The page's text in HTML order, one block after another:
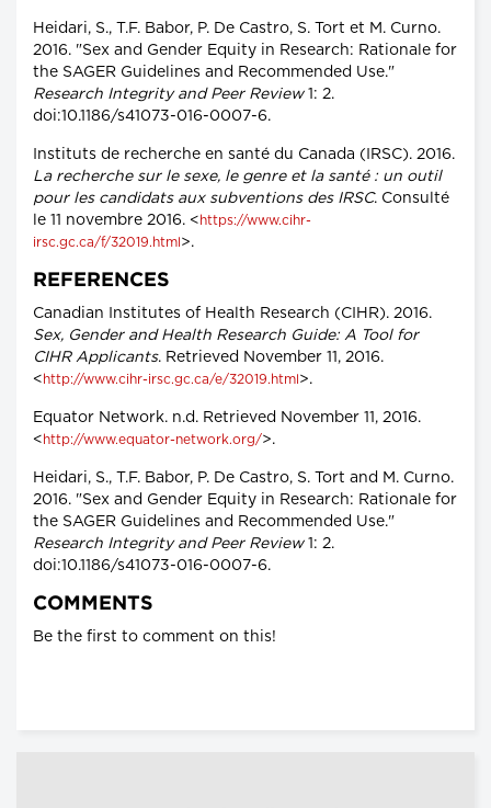
Heidari, S., T.F. Babor, P. De Castro, S. Tort et M. Curno.
2016. "Sex and Gender Equity in Research: Rationale for
the SAGER Guidelines and Recommended Use."
Research Integrity and Peer Review1: 2.
doi:10.1186/s41073-016-0007-6.
Instituts de recherche en santé du Canada (IRSC). 2016.
La recherche sur le sexe, le genre et la santé : un outil
pour les candidats aux subventions des IRSC. Consulté
le 11 novembre 2016. < https://www.cihr-
irsc.gc.ca/f/32019.html >.
REFERENCES
Canadian Institutes of Health Research (CIHR). 2016.
Sex, Gender and Health Research Guide: A Tool for
CIHR Applicants. Retrieved November 11, 2016.
< http://www.cihr-irsc.gc.ca/e/32019.html >.
Equator Network. n.d. Retrieved November 11, 2016.
< http://www.equator-network.org/>.
Heidari, S., T.F. Babor, P. De Castro, S. Tort and M. Curno.
2016. "Sex and Gender Equity in Research: Rationale for
the SAGER Guidelines and Recommended Use."
Research Integrity and Peer Review1: 2.
doi:10.1186/s41073-016-0007-6.
COMMENTS
Be the first to comment on this!